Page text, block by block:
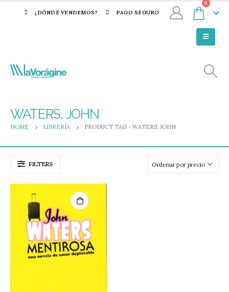
¿DÓNDE VENDEMOS? PAGO SEGURO
0
WATERS, JOHN
HOME LIBRERÍA PRODUCT TAG - WATERS, JOHN
FILTERS